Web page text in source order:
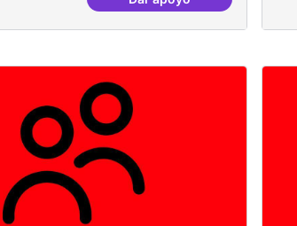
Espai acompanyament